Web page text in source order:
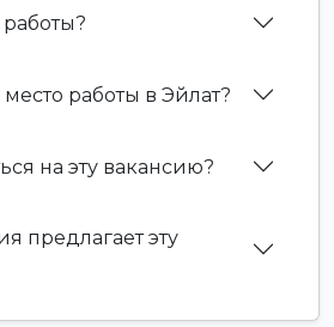
работы в Эйлат?
на эту вакансию?
предлагает эту